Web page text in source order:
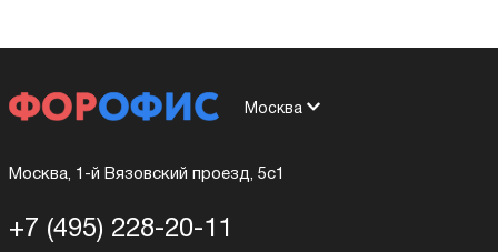
Москва
Москва, 1-й Вязовский проезд, 5с1
+7 (495) 228-20-11